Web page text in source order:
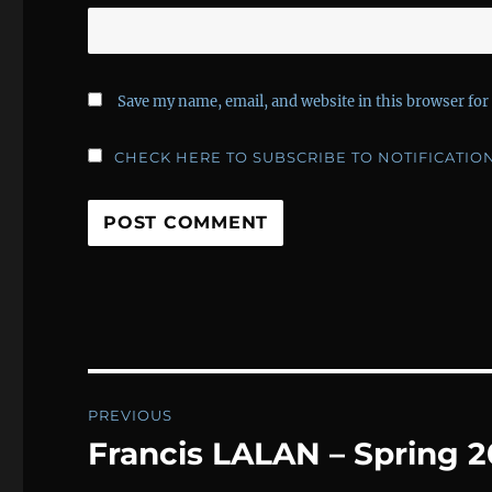
Save my name, email, and website in this browser
CHECK HERE TO SUBSCRIBE TO
navigation
PREVIOUS
Previous
Francis LALAN – Spring